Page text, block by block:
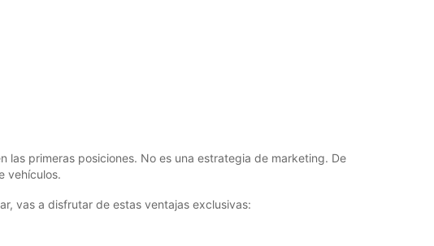
las primeras posiciones. No es una estrategia de marketing. De
vehículos.
vas a disfrutar de estas ventajas exclusivas: